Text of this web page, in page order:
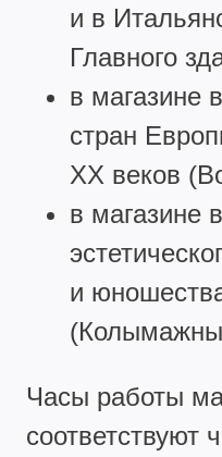
и в
Главного
в магазине
стран
XX веков
в магазине
и
Часы работы
соответствуют